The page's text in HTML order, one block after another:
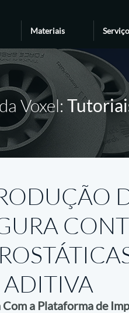
Materiais
Voxel:
a Plataforma de